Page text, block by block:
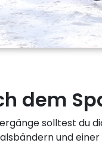
dem
solltest du
und